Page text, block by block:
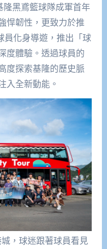
隆黑鳶籃球隊成軍首年
悍韌性，更致力於推
員化身導遊，推出「球
度體驗。透過球員的
度探索基隆的歷史脈
入全新動能。
，球迷跟著球員看見